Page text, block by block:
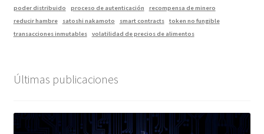
poder distribuido
proceso de autenticación
recompensa de minero
reducir hambre
satoshi nakamoto smart contracts
token no fungible
transacciones inmutables
volatilidad de precios de alimentos
Últimas publicaciones